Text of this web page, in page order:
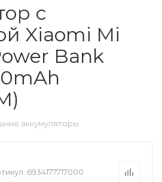
с
Xiaomi Mi
Bank
аккумуляторы
6934177717000